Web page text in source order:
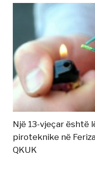
Një 13-vjeçar është
piroteknike në
QKUK